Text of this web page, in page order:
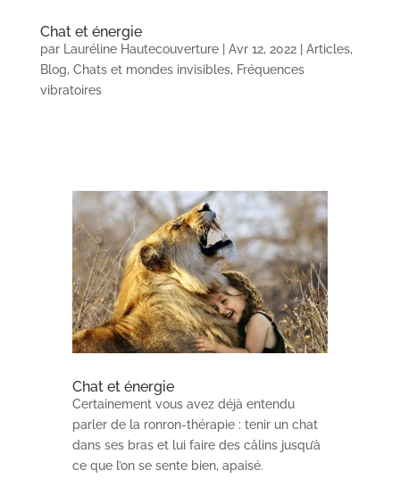
Chat et énergie
par Lauréline Hautecouverture| Avr 12, 2022| Articles,
Blog, Chats et mondes invisibles, Fréquences
vibratoires
Chat et énergie
Certainement vous avez déjà entendu
parler de la ronron-thérapie : tenir un chat
dans ses bras et lui faire des câlins jusqu’à
ce que l’on se sente bien, apaisé.